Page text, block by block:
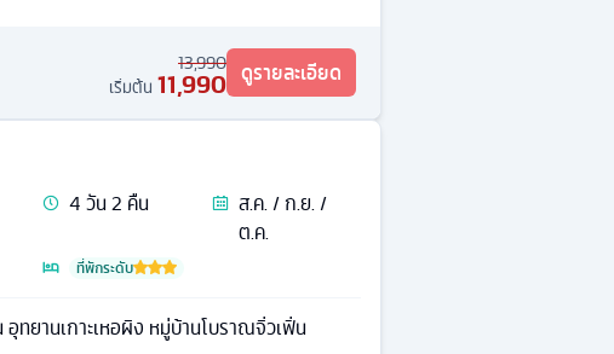
13,990
เริ่มต้น 11,990 ดูรายละเอียด
4วัน2 คืน
ส.ค. / ก.ย. /
ต.ค.
ที่พักระดับ
ทยานเกาะเหอผิง หมู่บ้านโบราณจิ่วเฟิ่น